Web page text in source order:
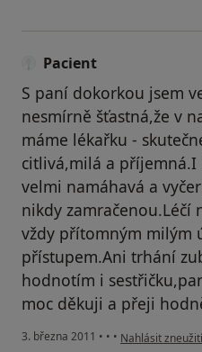
Pacient
S paní dokorkou jsem
nesmírně šťastná,že v
máme lékařku -
citlivá,milá a příjemná.I
velmi namáhavá a
nikdy zamračenou.Léčí
vždy přítomným milým
přístupem.Ani trhání
hodnotím i
moc děkuji a přeji
3. března 2011 • • • podle názoru
Nahlásit zneužití